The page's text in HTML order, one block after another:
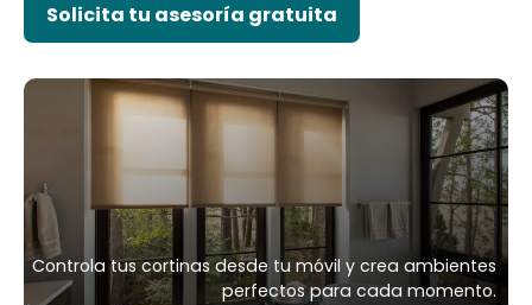
Solicita tu asesoría gratuita
Controla tus cortinas desde tu móvil y crea ambientes
perfectos para cada momento.